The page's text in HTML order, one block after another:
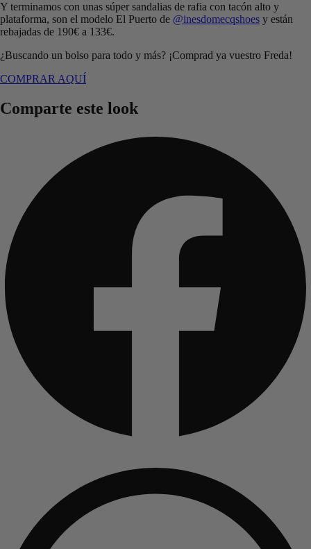
Y terminamos con unas súper sandalias de rafia con tacón alto y
plataforma, son el modelo El Puerto de @inesdomecqshoes y están
rebajadas de 190€ a 133€.
¿Buscando un bolso para todo y más? ¡Comprad ya vuestro Freda!
COMPRAR AQUÍ
Comparte este look